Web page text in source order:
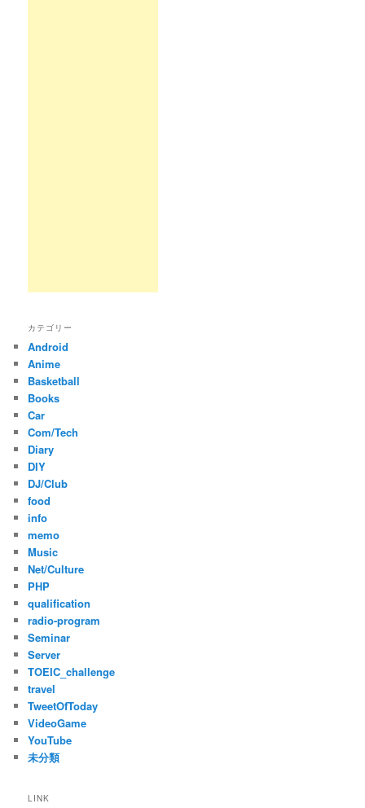
カテゴリー
Android
Anime
Basketball
Books
Car
Com/Tech
Diary
DIY
DJ/Club
food
info
memo
Music
Net/Culture
PHP
qualification
radio-program
Seminar
Server
TOEIC_challenge
travel
TweetOfToday
VideoGame
YouTube
未分類
LINK